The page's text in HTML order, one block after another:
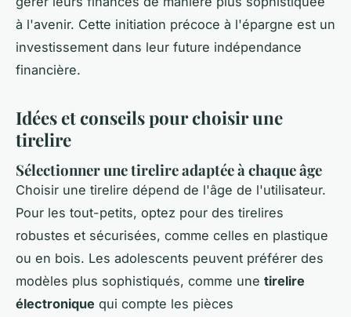
à l'avenir. Cette initiation précoce à l'épargne est un
investissement dans leur future indépendance
financière.
Idées et conseils pour choisir une
tirelire
Sélectionner une tirelire adaptée à chaque âge
Choisir une tirelire dépend de l'âge de l'utilisateur.
Pour les tout-petits, optez pour des tirelires
robustes et sécurisées, comme celles en plastique
ou en bois. Les adolescents peuvent préférer des
modèles plus sophistiqués, comme une tirelire
électronique qui compte les pièces